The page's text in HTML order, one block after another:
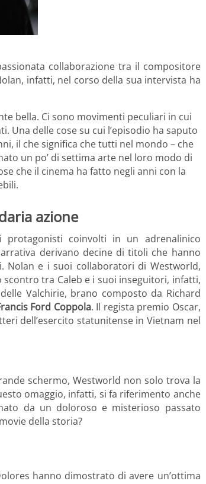
collaborazione tra il compositore
infatti, nel corso della sua intervista ha
bella. Ci sono movimenti peculiari in cui
delle cose su cui l’episodio ha saputo
il che significa che tutti nel mondo – che
un po’ di settima arte nel loro modo di
che il cinema ha fatto negli anni con la
azione
protagonisti coinvolti in un adrenalinico
derivano decine di titoli che hanno
Nolan e i suoi collaboratori di Westworld,
tra Caleb e i suoi inseguitori, infatti,
Valchirie, brano composto da Richard
Ford Coppola. Il regista premio Oscar,
dell’esercito statunitense in Vietnam nel
schermo, Westworld non solo trova la
omaggio, infatti, si fa riferimento anche
da un doloroso e misterioso passato
della storia?
hanno dimostrato di avere un’ottima